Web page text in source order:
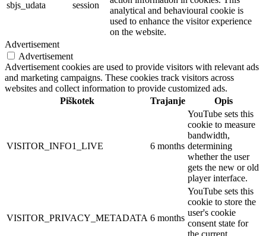
sbjs_udata session
analytical and behavioural cookie is
used to enhance the visitor experience
on the website.
Advertisement
Advertisement
Advertisement cookies are used to provide visitors with relevant ads
and marketing campaigns. These cookies track visitors across
websites and collect information to provide customized ads.
Piškotek
Trajanje Opis
VISITOR_INFO1_LIVE 6 months
YouTube sets this
cookie to measure
bandwidth,
determining
whether the user
gets the new or old
player interface.
VISITOR_PRIVACY_METADATA 6 months
YouTube sets this
cookie to store the
user's cookie
consent state for